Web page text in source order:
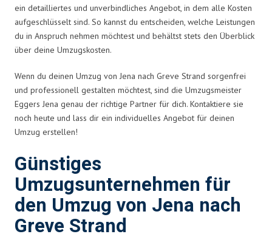
ein detailliertes und unverbindliches Angebot, in dem alle Kosten
aufgeschlüsselt sind. So kannst du entscheiden, welche Leistungen
du in Anspruch nehmen möchtest und behältst stets den Überblick
über deine Umzugskosten.
Wenn du deinen Umzug von Jena nach Greve Strand sorgenfrei
und professionell gestalten möchtest, sind die Umzugsmeister
Eggers Jena genau der richtige Partner für dich. Kontaktiere sie
noch heute und lass dir ein individuelles Angebot für deinen
Umzug erstellen!
Günstiges
Umzugsunternehmen für
den Umzug von Jena nach
Greve Strand